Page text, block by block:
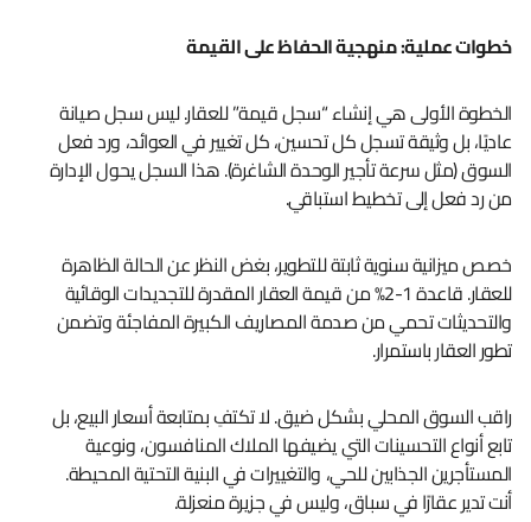
خطوات عملية: منهجية الحفاظ على القيمة
الخطوة الأولى هي إنشاء “سجل قيمة” للعقار. ليس سجل صيانة
عاديًا، بل وثيقة تسجل كل تحسين، كل تغيير في العوائد، ورد فعل
السوق (مثل سرعة تأجير الوحدة الشاغرة). هذا السجل يحول الإدارة
من رد فعل إلى تخطيط استباقي.
خصص ميزانية سنوية ثابتة للتطوير، بغض النظر عن الحالة الظاهرة
للعقار. قاعدة 1-2% من قيمة العقار المقدرة للتجديدات الوقائية
والتحديثات تحمي من صدمة المصاريف الكبيرة المفاجئة وتضمن
تطور العقار باستمرار.
راقب السوق المحلي بشكل ضيق. لا تكتفِ بمتابعة أسعار البيع، بل
تابع أنواع التحسينات التي يضيفها الملاك المنافسون، ونوعية
المستأجرين الجذابين للحي، والتغييرات في البنية التحتية المحيطة.
أنت تدير عقارًا في سباق، وليس في جزيرة منعزلة.